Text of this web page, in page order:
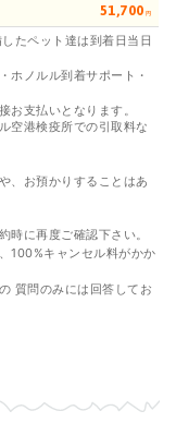
51,700 円
たペット達は到着日当日
ホノルル到着サポート・
お支払いとなります。
空港検疫所での引取料な
、お預かりすることはあ
時に再度ご確認下さい。
100%キャンセル料がかか
質問のみには回答してお